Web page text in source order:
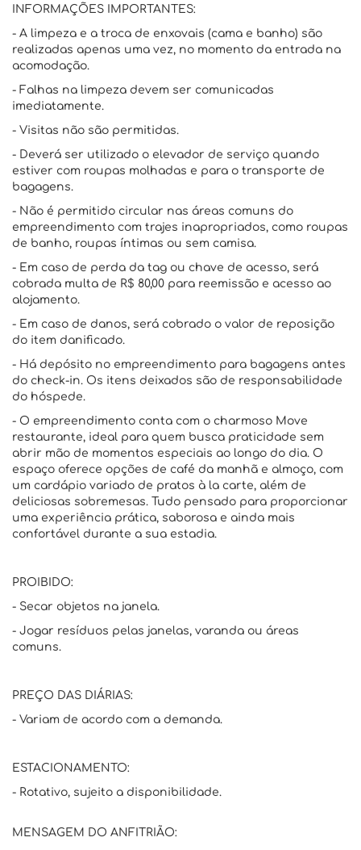
INFORMAÇÕES IMPORTANTES:
- A limpeza e a troca de enxovais (cama e banho) são
realizadas apenas uma vez, no momento da entrada na
acomodação.
- Falhas na limpeza devem ser comunicadas
imediatamente.
- Visitas não são permitidas.
- Deverá ser utilizado o elevador de serviço quando
estiver com roupas molhadas e para o transporte de
bagagens.
- Não é permitido circular nas áreas comuns do
empreendimento com trajes inapropriados, como roupas
de banho, roupas íntimas ou sem camisa.
- Em caso de perda da tag ou chave de acesso, será
cobrada multa de R$ 80,00 para reemissão e acesso ao
alojamento.
- Em caso de danos, será cobrado o valor de reposição
do item danificado.
- Há depósito no empreendimento para bagagens antes
do check-in. Os itens deixados são de responsabilidade
do hóspede.
- O empreendimento conta com o charmoso Move
restaurante, ideal para quem busca praticidade sem
abrir mão de momentos especiais ao longo do dia. O
espaço oferece opções de café da manhã e almoço, com
um cardápio variado de pratos à la carte, além de
deliciosas sobremesas. Tudo pensado para proporcionar
uma experiência prática, saborosa e ainda mais
confortável durante a sua estadia.
PROIBIDO:
- Secar objetos na janela.
- Jogar resíduos pelas janelas, varanda ou áreas
comuns.
PREÇO DAS DIÁRIAS:
- Variam de acordo com a demanda.
ESTACIONAMENTO:
- Rotativo, sujeito a disponibilidade.
MENSAGEM DO ANFITRIÃO: